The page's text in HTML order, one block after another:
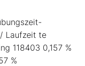
Laufzeit te
118403 0,157 %
%